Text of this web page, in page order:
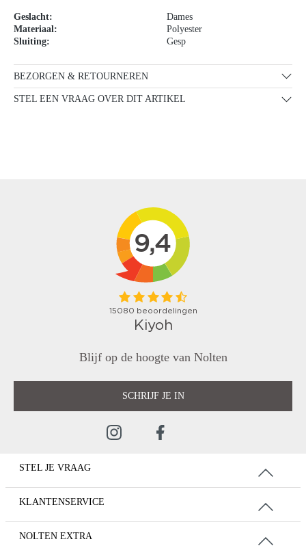
Geslacht:
Dames
Materiaal:
Polyester
Sluiting:
Gesp
BEZORGEN & RETOURNEREN
STEL EEN VRAAG OVER DIT ARTIKEL
Blijf op de hoogte van Nolten
SCHRIJF JE IN
STEL JE VRAAG
KLANTENSERVICE
NOLTEN EXTRA